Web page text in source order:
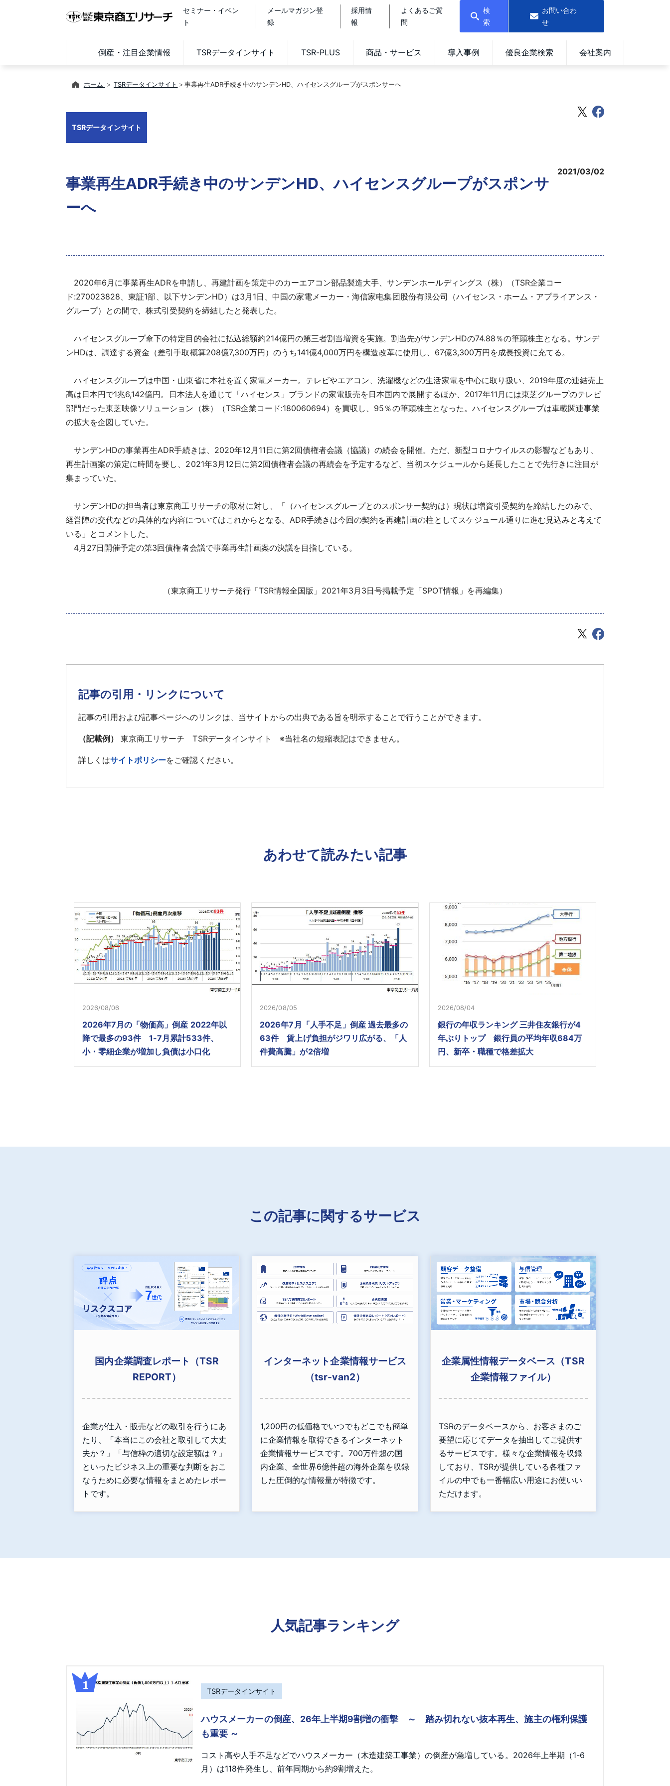
セミナー・イベン
ト
メールマガジン登
録
採用情
報
よくあるご質
問
検
索
お問い合わ
せ
倒産・注目企業情報 TSRデータインサイト TSR-PLUS 商品・サービス 導入事例 優良企業検索 会社案内
ホーム TSRデータインサイト 事業再生ADR手続き中のサンデンHD、ハイセンスグループがスポンサーへ
TSRデータインサイト
事業再生ADR手続き中のサンデンHD、ハイセンスグループがスポンサ
ーへ
2021/03/02
2020年6月に事業再生ADRを申請し、再建計画を策定中のカーエアコン部品製造大手、サンデンホールディングス（株）（TSR企業コー
ド:270023828、東証1部、以下サンデンHD）は3月1日、中国の家電メーカー・海信家电集团股份有限公司（ハイセンス・ホーム・アプライアンス・
グループ）との間で、株式引受契約を締結したと発表した。
ハイセンスグループ傘下の特定目的会社に払込総額約214億円の第三者割当増資を実施。割当先がサンデンHDの74.88％の筆頭株主となる。サンデ
ンHDは、調達する資金（差引手取概算208億7,300万円）のうち141億4,000万円を構造改革に使用し、67億3,300万円を成長投資に充てる。
ハイセンスグループは中国・山東省に本社を置く家電メーカー。テレビやエアコン、洗濯機などの生活家電を中心に取り扱い、2019年度の連結売上
高は日本円で1兆6,142億円。日本法人を通じて「ハイセンス」ブランドの家電販売を日本国内で展開するほか、2017年11月には東芝グループのテレビ
部門だった東芝映像ソリューション（株）（TSR企業コード:180060694）を買収し、95％の筆頭株主となった。ハイセンスグループは車載関連事業
の拡大を企図していた。
サンデンHDの事業再生ADR手続きは、2020年12月11日に第2回債権者会議（協議）の続会を開催。ただ、新型コロナウイルスの影響などもあり、
再生計画案の策定に時間を要し、2021年3月12日に第2回債権者会議の再続会を予定するなど、当初スケジュールから延長したことで先行きに注目が
集まっていた。
サンデンHDの担当者は東京商工リサーチの取材に対し、「（ハイセンスグループとのスポンサー契約は）現状は増資引受契約を締結したのみで、
経営陣の交代などの具体的な内容についてはこれからとなる。ADR手続きは今回の契約を再建計画の柱としてスケジュール通りに進む見込みと考えて
いる」とコメントした。
4月27日開催予定の第3回債権者会議で事業再生計画案の決議を目指している。
（東京商工リサーチ発行「TSR情報全国版」2021年3月3日号掲載予定「SPOT情報」を再編集）
記事の引用・リンクについて
記事の引用および記事ページへのリンクは、当サイトからの出典である旨を明示することで行うことができます。
（記載例） 東京商工リサーチ TSRデータインサイト ※当社名の短縮表記はできません。
詳しくはサイトポリシーをご確認ください。
あわせて読みたい記事
2026/08/06
2026年7月の「物価高」倒産 2022年以
降で最多の93件 1-7月累計533件、
小・零細企業が増加し負債は小口化
2026/08/05
2026年7月「人手不足」倒産 過去最多の
63件 賃上げ負担がジワリ広がる、「人
件費高騰」が2倍増
2026/08/04
銀行の年収ランキング 三井住友銀行が4
年ぶりトップ 銀行員の平均年収684万
円、新卒・職種で格差拡大
この記事に関するサービス
国内企業調査レポート（TSR
REPORT）
企業が仕入・販売などの取引を行うにあ
たり、「本当にこの会社と取引して大丈
夫か？」「与信枠の適切な設定額は？」
といったビジネス上の重要な判断をおこ
なうために必要な情報をまとめたレポー
トです。
インターネット企業情報サービス
（tsr-van2）
1,200円の低価格でいつでもどこでも簡単
に企業情報を取得できるインターネット
企業情報サービスです。700万件超の国
内企業、全世界6億件超の海外企業を収録
した圧倒的な情報量が特徴です。
企業属性情報データベース（TSR
企業情報ファイル）
TSRのデータベースから、お客さまのご
要望に応じてデータを抽出してご提供す
るサービスです。様々な企業情報を収録
しており、TSRが提供している各種ファ
イルの中でも一番幅広い用途にお使いい
ただけます。
人気記事ランキング
TSRデータインサイト
ハウスメーカーの倒産、26年上半期9割増の衝撃 ～ 踏み切れない抜本再生、施主の権利保護
も重要 ～
コスト高や人手不足などでハウスメーカー（木造建築工事業）の倒産が急増している。2026年上半期（1-6
月）は118件発生し、前年同期から約9割増えた。